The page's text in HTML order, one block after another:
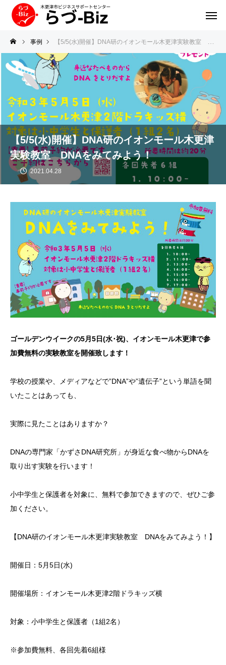
事例 【5/5(水)開催】DNA研のイオンモール木更津実験教室 DNAをみてみよう！
【5/5(水)開催】DNA研のイオンモール木更津
実験教室 DNAをみてみよう！
2021.04.28
ゴールデンウイークの5月5日(水･祝)、イオンモール木更津で参
加費無料の実験教室を開催致します！
学校の授業や、メディアなどで”DNA”や”遺伝子”という単語を聞
いたことはあっても、
実際に見たことはありますか？
DNAの専門家「かずさDNA研究所」が身近な食べ物からDNAを
取り出す実験を行います！
小中学生と保護者を対象に、無料で参加できますので、ぜひご参
加ください。
【DNA研のイオンモール木更津実験教室 DNAをみてみよう！】
開催日：5月5日(水)
開催場所：イオンモール木更津2階ドラキッズ横
対象：小中学生と保護者（1組2名）
※参加費無料、各回先着6組様